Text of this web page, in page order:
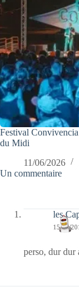
Festival
du Midi
11/06/2026
Un commentaire
les
15/04/
perso, dur dur